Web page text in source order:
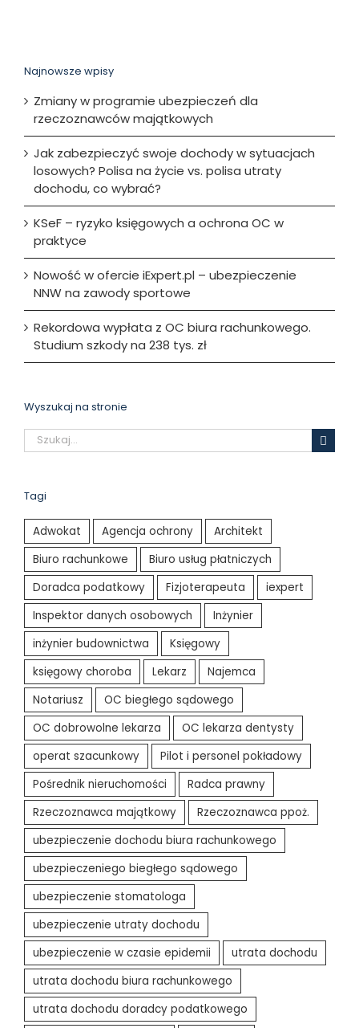
Najnowsze wpisy
Zmiany w programie ubezpieczeń dla
rzeczoznawców majątkowych
Jak zabezpieczyć swoje dochody w sytuacjach
losowych? Polisa na życie vs. polisa utraty
dochodu, co wybrać?
KSeF – ryzyko księgowych a ochrona OC w
praktyce
Nowość w ofercie iExpert.pl – ubezpieczenie
NNW na zawody sportowe
Rekordowa wypłata z OC biura rachunkowego.
Studium szkody na 238 tys. zł
Wyszukaj na stronie
Szukaj
Tagi
Adwokat Agencja ochrony
Architekt
Biuro rachunkowe
Biuro usług płatniczych
Doradca podatkowy
Fizjoterapeuta
iexpert
Inspektor danych osobowych
Inżynier
inżynier budownictwa
Księgowy
księgowy choroba
Lekarz
Najemca
Notariusz
OC biegłego sądowego
OC dobrowolne lekarza
OC lekarza dentysty
operat szacunkowy
Pilot i personel pokładowy
Pośrednik nieruchomości
Radca prawny
Rzeczoznawca majątkowy
Rzeczoznawca ppoż.
ubezpieczenie dochodu biura rachunkowego
ubezpieczeniego biegłego sądowego
ubezpieczenie stomatologa
ubezpieczenie utraty dochodu
ubezpieczenie w czasie epidemii
utrata dochodu
utrata dochodu biura rachunkowego
utrata dochodu doradcy podatkowego